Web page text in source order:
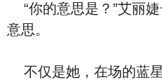
“你的意思是？”艾丽
意思。
不仅是她，在场的蓝